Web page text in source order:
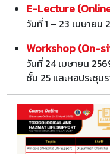
E-Lecture
วันที่ 1 – 23 เมษายน
Workshop (On-
วันที่ 24 เมษายน
ชั้น 25 และหอประชุม